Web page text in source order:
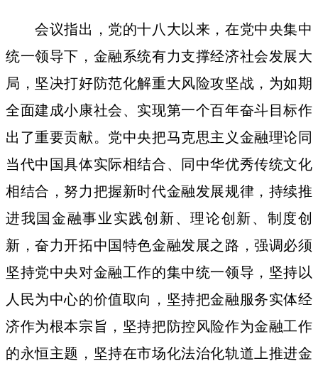
会议指出，党的十八大以来，在党中央集中
统一领导下，金融系统有力支撑经济社会发展大
局，坚决打好防范化解重大风险攻坚战，为如期
全面建成小康社会、实现第一个百年奋斗目标作
出了重要贡献。党中央把马克思主义金融理论同
当代中国具体实际相结合、同中华优秀传统文化
相结合，努力把握新时代金融发展规律，持续推
进我国金融事业实践创新、理论创新、制度创
新，奋力开拓中国特色金融发展之路，强调必须
坚持党中央对金融工作的集中统一领导，坚持以
人民为中心的价值取向，坚持把金融服务实体经
济作为根本宗旨，坚持把防控风险作为金融工作
的永恒主题，坚持在市场化法治化轨道上推进金